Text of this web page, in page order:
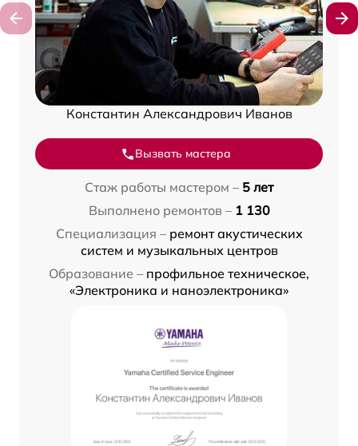
Константин Александрович Иванов
Вызвать мастера
Стаж работы мастером – 5 лет
Выполнено ремонтов – 1 130
Специализация – ремонт акустических
систем и музыкальных центров
Образование – профильное техническое,
«Электроника и наноэлектроника»